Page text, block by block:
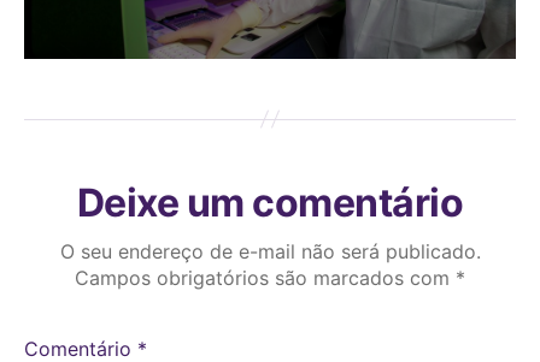
Deixe um comentário
O seu endereço de e-mail não será publicado.
Campos obrigatórios são marcados com *
Comentário *